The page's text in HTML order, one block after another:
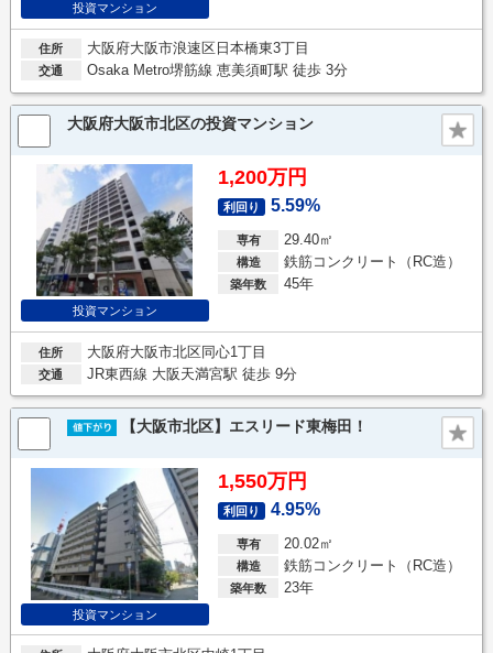
投資マンション
住所 大阪府大阪市浪速区日本橋東3丁目
交通 Osaka Metro堺筋線 恵美須町駅 徒歩 3分
大阪府大阪市北区の投資マンション
投資マンション
1,200万円
利回り 5.59%
専有 29.40㎡
構造 鉄筋コンクリート（RC造）
築年数 45年
住所 大阪府大阪市北区同心1丁目
交通 JR東西線 大阪天満宮駅 徒歩 9分
【大阪市北区】エスリード東梅田！
投資マンション
1,550万円
利回り 4.95%
専有 20.02㎡
構造 鉄筋コンクリート（RC造）
築年数 23年